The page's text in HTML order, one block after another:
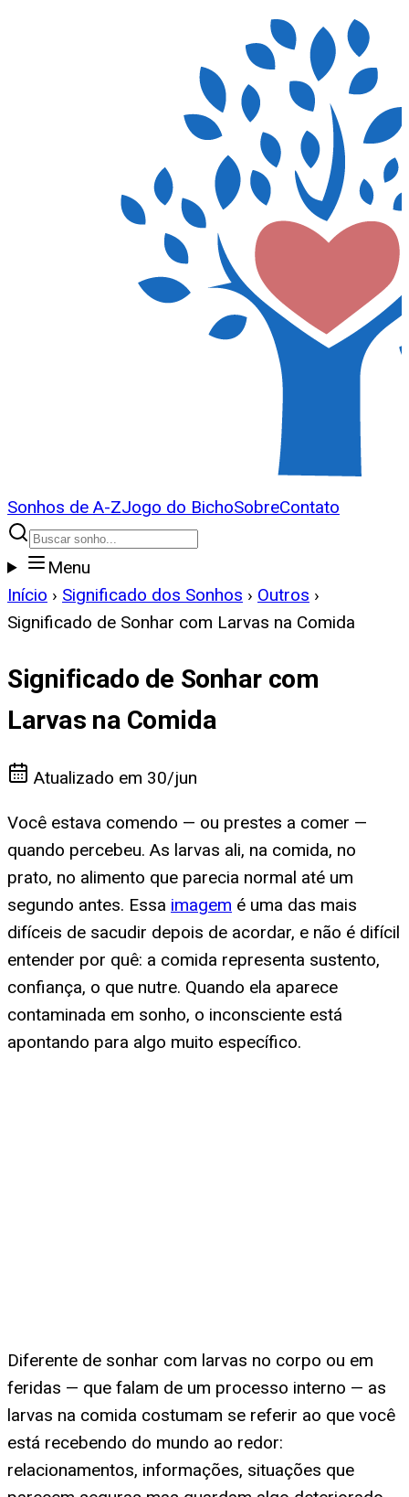
Sonhos de A-ZJogo do BichoSobreContato
Menu
Início › Significado dos Sonhos › Outros ›
Significado de Sonhar com Larvas na Comida
Significado de Sonhar com
Larvas na Comida
Atualizado em 30/jun
Você estava comendo — ou prestes a comer —
quando percebeu. As larvas ali, na comida, no
prato, no alimento que parecia normal até um
segundo antes. Essa imagem é uma das mais
difíceis de sacudir depois de acordar, e não é difícil
entender por quê: a comida representa sustento,
confiança, o que nutre. Quando ela aparece
contaminada em sonho, o inconsciente está
apontando para algo muito específico.
Diferente de sonhar com larvas no corpo ou em
feridas — que falam de um processo interno — as
larvas na comida costumam se referir ao que você
está recebendo do mundo ao redor:
relacionamentos, informações, situações que